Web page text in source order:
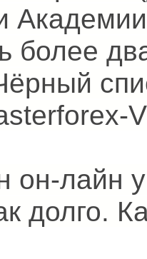
более
он-лайн
долго.